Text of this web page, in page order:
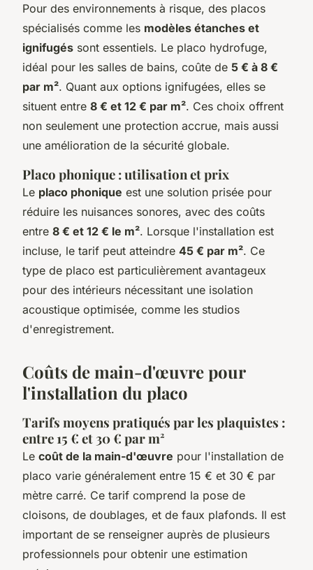
Pour des environnements à risque, des placos
spécialisés comme les modèles étanches et
ignifugés sont essentiels. Le placo hydrofuge,
idéal pour les salles de bains, coûte de 5 € à 8 €
par m². Quant aux options ignifugées, elles se
situent entre 8 € et 12 € par m². Ces choix offrent
non seulement une protection accrue, mais aussi
une amélioration de la sécurité globale.
Placo phonique : utilisation et prix
Le placo phonique est une solution prisée pour
réduire les nuisances sonores, avec des coûts
entre 8 € et 12 € le m². Lorsque l'installation est
incluse, le tarif peut atteindre 45 € par m². Ce
type de placo est particulièrement avantageux
pour des intérieurs nécessitant une isolation
acoustique optimisée, comme les studios
d'enregistrement.
Coûts de main-d'œuvre pour
l'installation du placo
Tarifs moyens pratiqués par les plaquistes :
entre 15 € et 30 € par m²
Le coût de la main-d'œuvre pour l'installation de
placo varie généralement entre 15 € et 30 € par
mètre carré. Ce tarif comprend la pose de
cloisons, de doublages, et de faux plafonds. Il est
important de se renseigner auprès de plusieurs
professionnels pour obtenir une estimation